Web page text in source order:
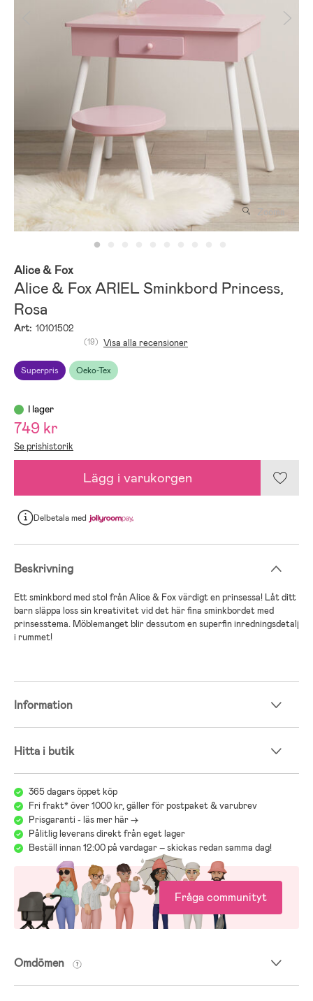
Zooma
Alice & Fox
Alice & Fox ARIEL Sminkbord Princess,
Rosa
Art: 10101502
Superpris Oeko-Tex
(19) Visa alla recensioner
I lager
749 kr
Se prishistorik
Lägg i varukorgen
Delbetalamed
Beskrivning
Ett sminkbord med stol från Alice & Fox värdigt en prinsessa! Låt ditt
barn släppa loss sin kreativitet vid det här fina sminkbordet med
prinsesstema. Möblemanget blir dessutom en superfin inredningsdetalj
i rummet!
Information
Hitta i butik
365 dagars öppet köp
Fri frakt* över 1000 kr, gäller för postpaket & varubrev
Prisgaranti - läs mer här ->
Pålitlig leverans direkt från eget lager
Beställ innan 12:00 på vardagar – skickas redan samma dag!
Fråga communityt
Omdömen